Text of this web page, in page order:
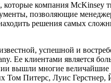
компания McKinsey
позволяющие
решения самых
успешной и
Ее клиентами является
вышли многие величайшие
Том Питерс, Луис Герстнер,